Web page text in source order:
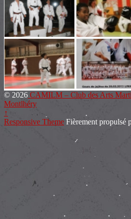
© 2026 CAMILM – Club des Arts
Montlhéry
↑
Responsive Theme Fièrement propulsé